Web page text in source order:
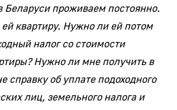
Беларуси проживаем постоянно.
ей квартиру. Нужно ли ей потом
налог со стоимости
Нужно ли мне получить в
справку об уплате подоходного
лиц, земельного налога и